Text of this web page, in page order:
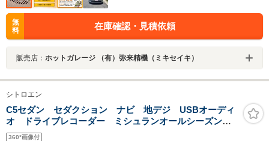
無
料
在庫確認・見積依頼
販売店： ホットガレージ （有）弥来精機（ミキセイキ）
シトロエン
C5セダン セダクション ナビ 地デジ USBオーディ
オ ドライブレコーダー ミシュランオールシーズンタ
イヤ
360°画像付